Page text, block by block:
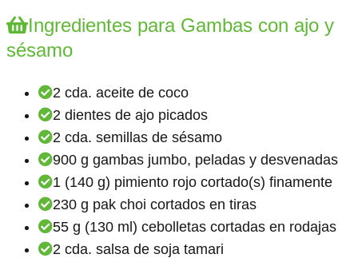
Ingredientes para Gambas con ajo y
sésamo
2 cda. aceite de coco
2 dientes de ajo picados
2 cda. semillas de sésamo
900 g gambas jumbo, peladas y desvenadas
1 (140 g) pimiento rojo cortado(s) finamente
230 g pak choi cortados en tiras
55 g (130 ml) cebolletas cortadas en rodajas
2 cda. salsa de soja tamari